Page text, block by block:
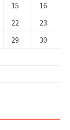
15
16
22
23
29
30